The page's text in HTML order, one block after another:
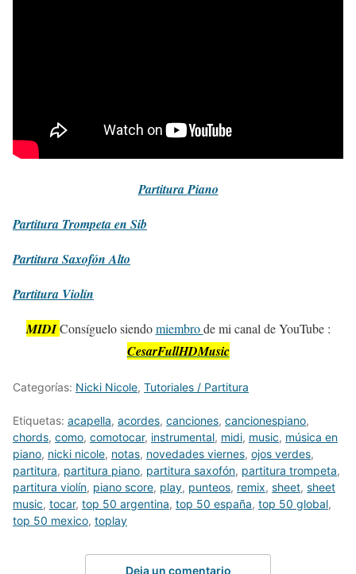
PartituraPiano
Partitura Trompeta en Sib
PartituraSaxofón Alto
Partitura Violín
MIDI Consíguelo siendomiembrode mi canal de YouTube :
CesarFullHDMusic
Categorías: Nicki Nicole, Tutoriales / Partitura
Etiquetas: acapella, acordes, canciones, cancionespiano,
chords, como, comotocar, instrumental, midi, music, música en
piano, nicki nicole, notas, novedades viernes, ojos verdes,
partitura, partitura piano, partitura saxofón, partitura trompeta,
partitura violín, piano score, play, punteos, remix, sheet, sheet
music, tocar, top 50 argentina, top 50 españa, top 50 global,
top 50 mexico, toplay
Deja un comentario